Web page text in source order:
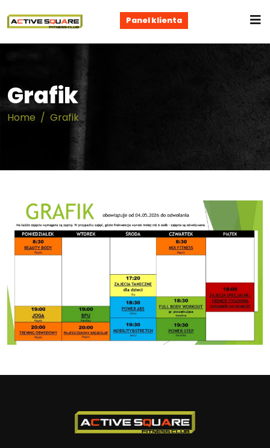
Panel klienta
Grafik
Home Grafik